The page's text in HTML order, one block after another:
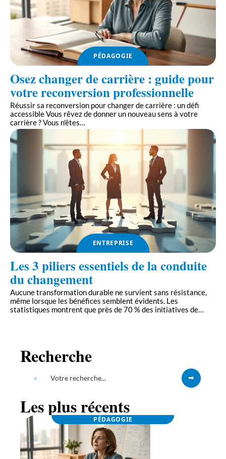
PÉDAGOGIE
Osez changer de carrière : guide pour
votre reconversion professionnelle
Réussir sa reconversion pour changer de carrière : un défi
accessible Vous rêvez de donner un nouveau sens à votre
carrière ? Vous n'êtes…
ENTREPRISE
Les 3 piliers essentiels de la conduite
du changement
Aucune transformation durable ne survient sans résistance,
même lorsque les bénéfices semblent évidents. Les
statistiques montrent que près de 70 % des initiatives de
Recherche
Les plus récents
PÉDAGOGIE